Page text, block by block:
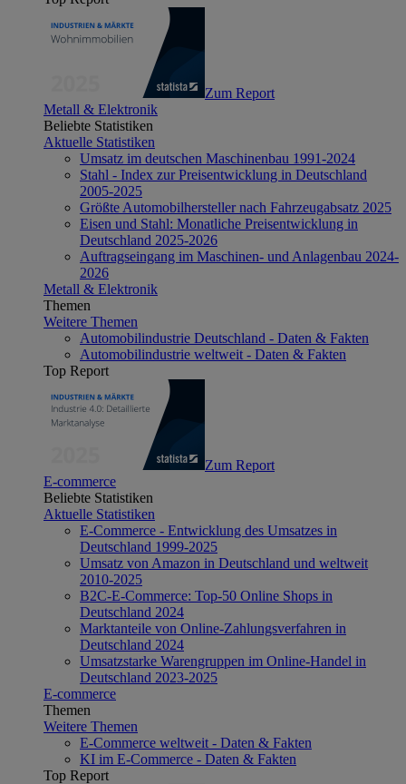
Zum Report
Metall & Elektronik
Beliebte Statistiken
Aktuelle Statistiken
Umsatz im deutschen Maschinenbau 1991-2024
Stahl - Index zur Preisentwicklung in Deutschland
2005-2025
Größte Automobilhersteller nach Fahrzeugabsatz 2025
Eisen und Stahl: Monatliche Preisentwicklung in
Deutschland 2025-2026
Auftragseingang im Maschinen- und Anlagenbau 2024-
2026
Metall & Elektronik
Themen
Weitere Themen
Automobilindustrie Deutschland - Daten & Fakten
Automobilindustrie weltweit - Daten & Fakten
Top Report
Zum Report
E-commerce
Beliebte Statistiken
Aktuelle Statistiken
E-Commerce - Entwicklung des Umsatzes in
Deutschland 1999-2025
Umsatz von Amazon in Deutschland und weltweit
2010-2025
B2C-E-Commerce: Top-50 Online Shops in
Deutschland 2024
Marktanteile von Online-Zahlungsverfahren in
Deutschland 2024
Umsatzstarke Warengruppen im Online-Handel in
Deutschland 2023-2025
E-commerce
Themen
Weitere Themen
E-Commerce weltweit - Daten & Fakten
KI im E-Commerce - Daten & Fakten
Top Report